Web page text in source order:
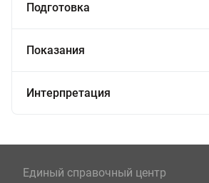
Подготовка
Показания
Интерпретация
Единый справочный центр